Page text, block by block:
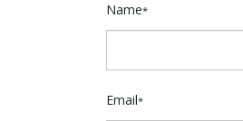
Name*
Email*